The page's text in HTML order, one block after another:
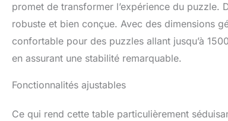
promet de transformer l’expérience du
robuste et bien conçue. Avec des dimensions
confortable pour des puzzles allant jusqu’à
en assurant une stabilité remarquable.
Fonctionnalités ajustables
Ce qui rend cette table particulièrement